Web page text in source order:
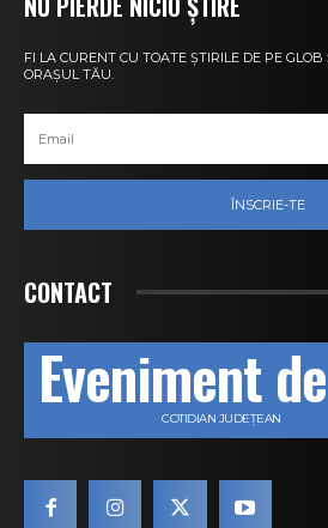
FI LA CURENT CU TOATE ȘTIRILE DE PE
ORAȘUL TĂU.
ÎNSCRIE-TE
CONTACT
Eveniment
COTIDIAN JUDEȚEAN